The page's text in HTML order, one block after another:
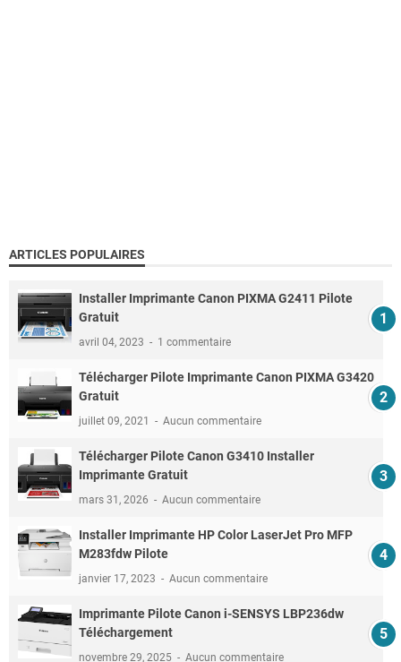
ARTICLES POPULAIRES
Installer Imprimante Canon PIXMA G2411 Pilote
Gratuit
avril 04, 2023 1 commentaire
Télécharger Pilote Imprimante Canon PIXMA G3420
Gratuit
juillet 09, 2021 Aucun commentaire
Télécharger Pilote Canon G3410 Installer
Imprimante Gratuit
mars 31, 2026 Aucun commentaire
Installer Imprimante HP Color LaserJet Pro MFP
M283fdw Pilote
janvier 17, 2023 Aucun commentaire
Imprimante Pilote Canon i-SENSYS LBP236dw
Téléchargement
novembre 29, 2025 Aucun commentaire